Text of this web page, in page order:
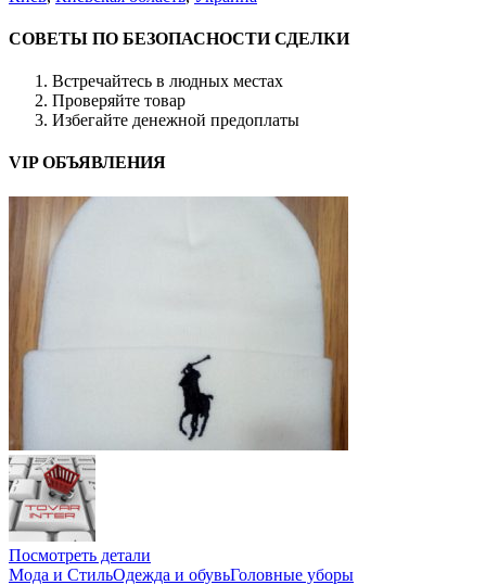
СОВЕТЫ ПО БЕЗОПАСНОСТИ СДЕЛКИ
Встречайтесь в людных местах
Проверяйте товар
Избегайте денежной предоплаты
VIP ОБЪЯВЛЕНИЯ
Посмотреть детали
Мода и СтильОдежда и обувьГоловные уборы